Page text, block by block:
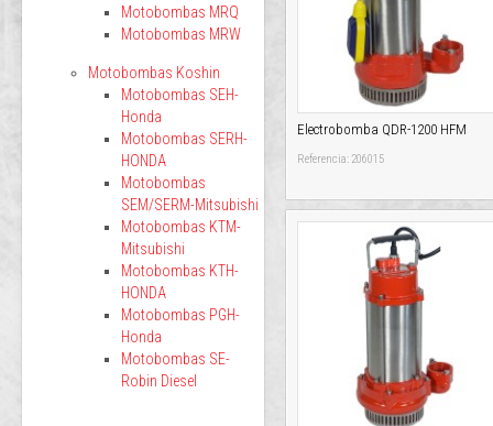
Electrobomba QDR-1200 HFM
Referencia: 206015
Motobombas MRQ
Motobombas MRW
Motobombas Koshin
Motobombas SEH-
Honda
Motobombas SERH-
HONDA
Motobombas
SEM/SERM-Mitsubishi
Motobombas KTM-
Mitsubishi
Motobombas KTH-
HONDA
Motobombas PGH-
Honda
Motobombas SE-
Robin Diesel